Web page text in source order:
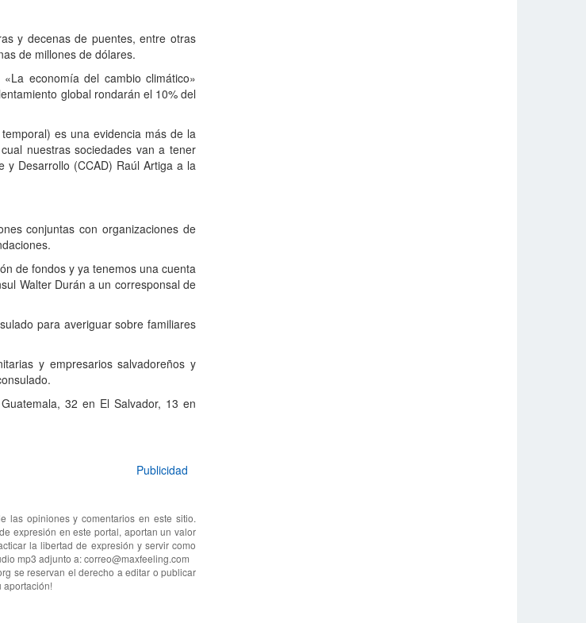
y decenas de puentes, entre otras
de millones de dólares.
economía del cambio climático»
global rondarán el 10% del
es una evidencia más de la
nuestras sociedades van a tener
y Desarrollo (CCAD) Raúl Artiga a la
conjuntas con organizaciones de
de fondos y ya tenemos una cuenta
Walter Durán a un corresponsal de
para averiguar sobre familiares
y empresarios salvadoreños y
32 en El Salvador, 13 en
Publicidad
las opiniones y comentarios en este sitio.
expresión en este portal, aportan un valor
la libertad de expresión y servir como
mp3 adjunto a: correo@maxfeeling.com
se reservan el derecho a editar o publicar
aportación!